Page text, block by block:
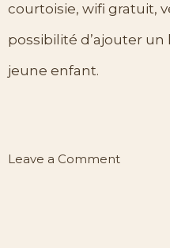
courtoisie, wifi gratuit,
possibilité d’ajouter
jeune enfant.
Leave a Commenton